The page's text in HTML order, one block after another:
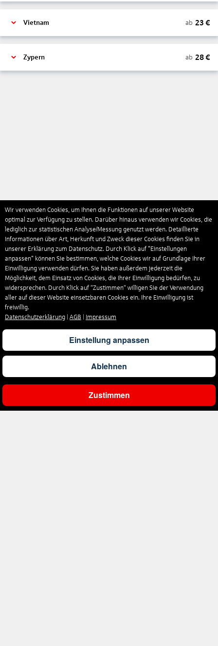
Ergebnisse filtern
Vietnam ab 23 €
Zypern ab 28€
Wir verwenden Cookies, um Ihnen die Funktionen auf unserer Website
optimal zur Verfügung zu stellen. Darüber hinaus verwenden wir Cookies, die
lediglich zur statistischen Analyse/Messung genutzt werden. Detaillierte
Informationen über Art, Herkunft und Zweck dieser Cookies finden Sie in
unserer Erklärung zum Datenschutz. Durch Klick auf "Einstellungen
anpassen" können Sie bestimmen, welche Cookies wir auf Grundlage Ihrer
Einwilligung verwenden dürfen. Sie haben außerdem jederzeit die
Möglichkeit, dem Einsatz von Cookies, die Ihrer Einwilligung bedürfen, zu
widersprechen. Durch Klick auf “Zustimmen“ willigen Sie der Verwendung
aller auf dieser Website einsetzbaren Cookies ein. Ihre Einwilligung ist
freiwillig.
Datenschutzerklärung
AGB Impressum
Einstellung anpassen
Ablehnen
Zustimmen